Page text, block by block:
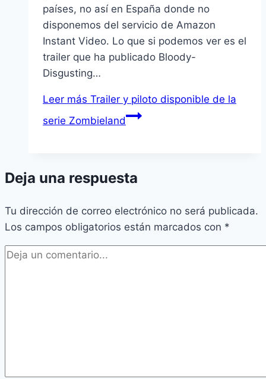
paí­ses, no así­ en España donde no
disponemos del servicio de Amazon
Instant Video. Lo que si podemos ver es el
trailer que ha publicado Bloody-
Disgusting…
Leer más Trailer y piloto disponible de la
serie Zombieland
Deja una respuesta
Tu dirección de correo electrónico no será publicada.
Los campos obligatorios están marcados con *